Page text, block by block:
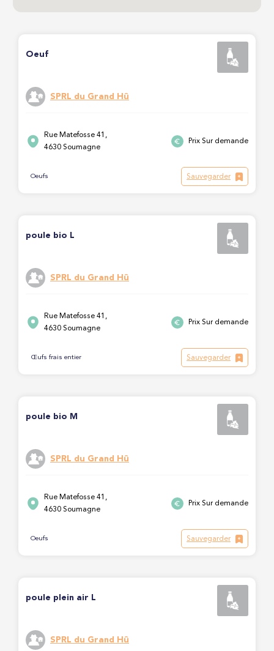
Oeuf
SPRL du Grand Hû
Rue Matefosse 41,
4630 Soumagne
Prix Sur demande
Oeufs Sauvegarder
poule bio L
SPRL du Grand Hû
Rue Matefosse 41,
4630 Soumagne
Prix Sur demande
Œufs frais entier Sauvegarder
poule bio M
SPRL du Grand Hû
Rue Matefosse 41,
4630 Soumagne
Prix Sur demande
Oeufs Sauvegarder
poule plein air L
SPRL du Grand Hû